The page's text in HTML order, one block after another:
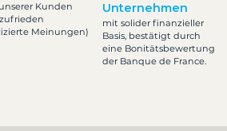
Kunden
Meinungen)
Unternehmen
mit solider finanzieller
Basis, bestätigt durch
eine Bonitätsbewertung
der Banque de France.